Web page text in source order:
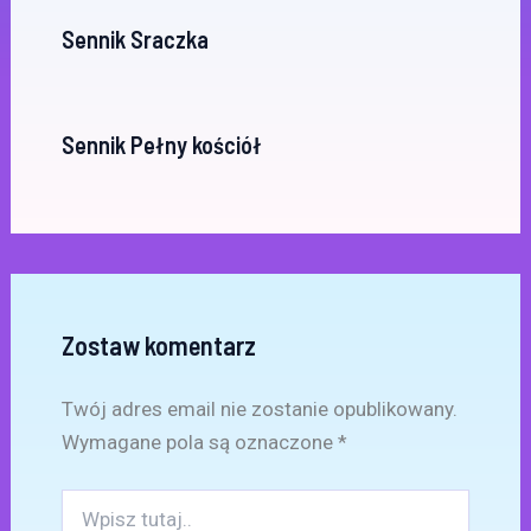
Sennik Sraczka
Sennik Pełny kościół
Zostaw komentarz
Twój adres email nie zostanie opublikowany.
Wymagane pola są oznaczone *
tutaj..